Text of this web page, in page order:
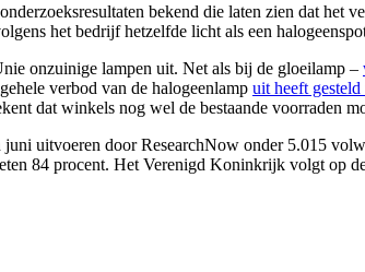
bekend die laten zien dat
het bedrijf hetzelfde licht als een
onzuinige lampen uit. Net als bij de gloeilamp –
verbod van de halogeenlamp uit heeft
dat winkels nog wel de bestaande voorraden
uitvoeren door ResearchNow onder 5.015
84 procent. Het Verenigd Koninkrijk volgt op